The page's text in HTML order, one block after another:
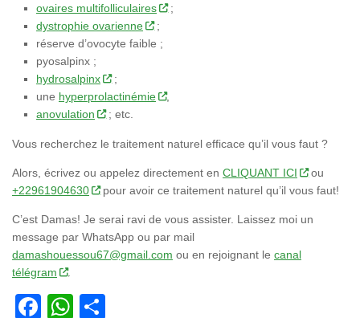
ovaires multifolliculaires
;
dystrophie ovarienne
;
réserve d’ovocyte faible ;
pyosalpinx ;
hydrosalpinx
;
une hyperprolactinémie
,
anovulation
; etc.
Vous recherchez le traitement naturel efficace qu’il vous faut ?
Alors, écrivez ou appelez directement en CLIQUANT ICI
ou
+22961904630
pour avoir ce traitement naturel qu’il vous faut!
C’est Damas! Je serai ravi de vous assister. Laissez moi un
message par WhatsApp ou par mail
damashouessou67@gmail.com ou en rejoignant le canal
télégram
.
Facebook
WhatsApp